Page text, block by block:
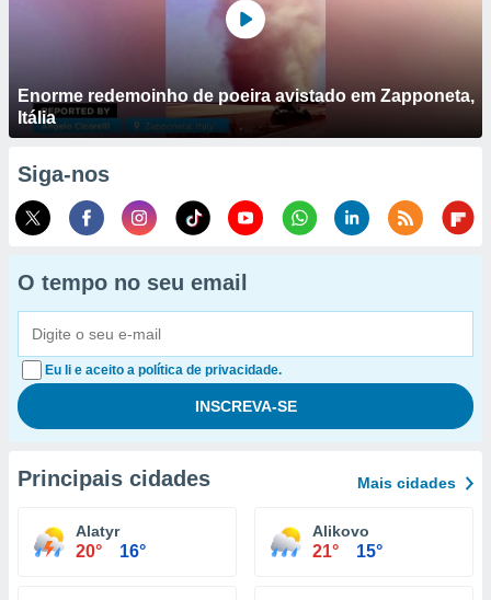
Enorme redemoinho de poeira avistado em Zapponeta,
Itália
Siga-nos
O tempo no seu email
Eu li e aceito a política de privacidade.
Principais cidades Mais cidades
Alatyr
20° 16°
Alikovo
21° 15°